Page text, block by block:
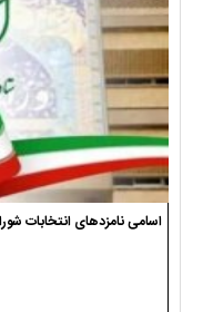
اسامی نامزدهای انتخابات